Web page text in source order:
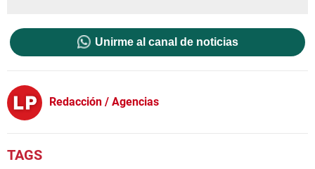
Unirme al canal de noticias
Redacción / Agencias